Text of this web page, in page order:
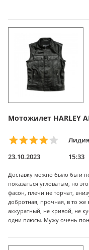
Мотожилет HARLEY
Лидия
23.10.2023
15:33
Доставку можно было бы и
показаться угловатым, но
фасон, плечи не торчат,
добротная, прочная, в то
аккуратный, не кривой, не
одни плюсы. Мужу очень